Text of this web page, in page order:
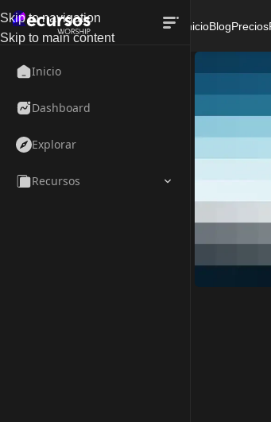
Inicio
Dashboard
Explorar
Recursos
Skip to navigation
Skip to main content
InicioBlogPrecios